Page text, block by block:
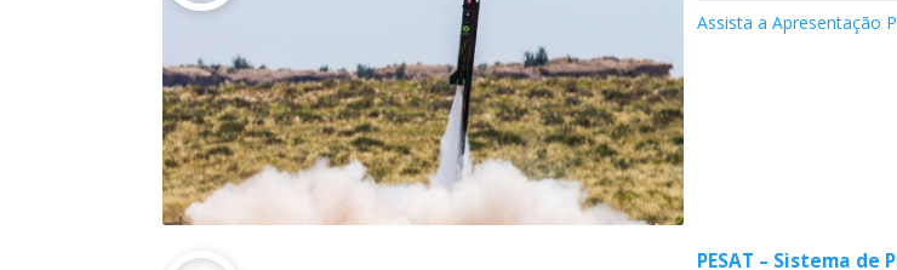
Assista a Apresentação
PESAT – Sistema